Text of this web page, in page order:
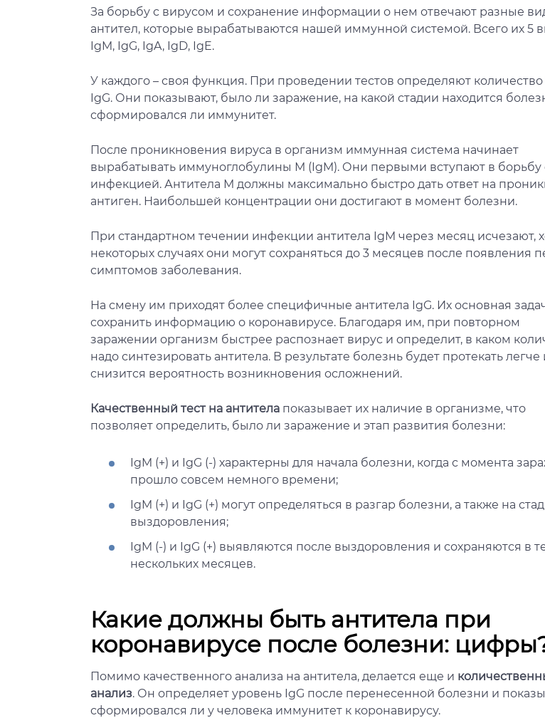
За борьбу с вирусом и сохранение информации о нем отвечают разные
антител, которые вырабатываются нашей иммунной системой. Всего их 5
IgM, IgG, IgA, IgD, IgE.
У каждого – своя функция. При проведении тестов определяют
IgG. Они показывают, было ли заражение, на какой стадии находится
сформировался ли иммунитет.
После проникновения вируса в организм иммунная система начинает
вырабатывать иммуноглобулины М (IgM). Они первыми вступают в борьбу
инфекцией. Антитела М должны максимально быстро дать ответ на
антиген. Наибольшей концентрации они достигают в момент болезни.
При стандартном течении инфекции антитела IgM через месяц исчезают,
некоторых случаях они могут сохраняться до 3 месяцев после появления
симптомов заболевания.
На смену им приходят более специфичные антитела IgG. Их основная
сохранить информацию о коронавирусе. Благодаря им, при повторном
заражении организм быстрее распознает вирус и определит, в каком
надо синтезировать антитела. В результате болезнь будет протекать легче
снизится вероятность возникновения осложнений.
Качественный тест на антитела показывает их наличие в организме, что
позволяет определить, было ли заражение и этап развития болезни:
IgM (+) и IgG (-) характерны для начала болезни, когда с момента
прошло совсем немного времени;
IgM (+) и IgG (+) могут определяться в разгар болезни, а также на
выздоровления;
IgM (-) и IgG (+) выявляются после выздоровления и сохраняются в
нескольких месяцев.
Какие должны быть антитела при
коронавирусе после болезни:
Помимо качественного анализа на антитела, делается еще и
анализ. Он определяет уровень IgG после перенесенной болезни и
сформировался ли у человека иммунитет к коронавирусу.